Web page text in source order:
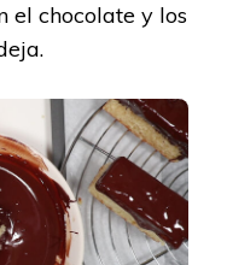
el chocolate y los